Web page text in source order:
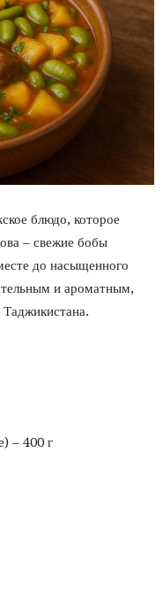
блюдо, которое
– свежие бобы
до насыщенного
и ароматным,
Таджикистана.
– 400 г